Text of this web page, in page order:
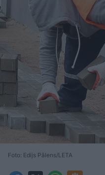
Foto: Edijs Pālens/LETA